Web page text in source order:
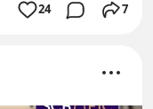
24 7